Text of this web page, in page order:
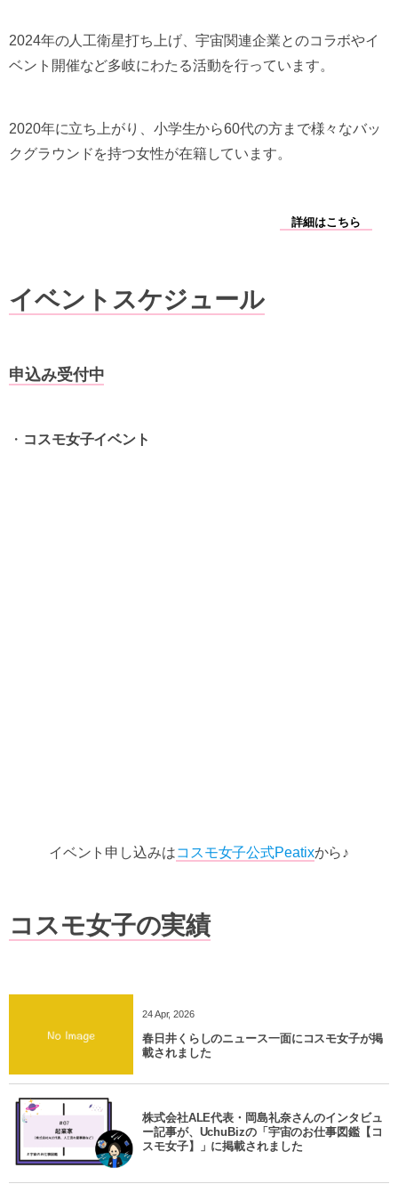
2024年の人工衛星打ち上げ、宇宙関連企業とのコラボやイ
ベント開催など多岐にわたる活動を行っています。
2020年に立ち上がり、小学生から60代の方まで様々なバッ
クグラウンドを持つ女性が在籍しています。
詳細はこちら
イベントスケジュール
申込み受付中
・ コスモ女子イベント
イベント申し込みはコスモ女子公式Peatixから♪
コスモ女子の実績
24Apr,2026
春日井くらしのニュース一面にコスモ女子が掲
載されました
株式会社ALE代表・岡島礼奈さんのインタビュ
ー記事が、UchuBizの「宇宙のお仕事図鑑【コ
スモ女子】」に掲載されました